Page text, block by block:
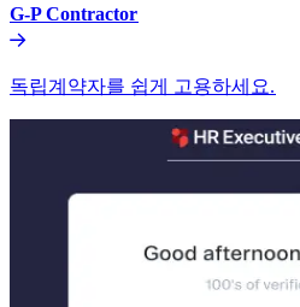
G-P Contractor​​
독립계약자를 쉽게 고용하세요.​​